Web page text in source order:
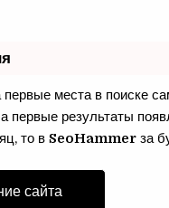
места в поиске
первые результаты
то вSeoHammer за
сайта